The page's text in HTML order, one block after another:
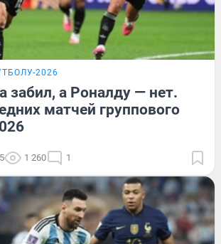
2026
забил, а Роналду — нет.
матчей группового
1 260 1